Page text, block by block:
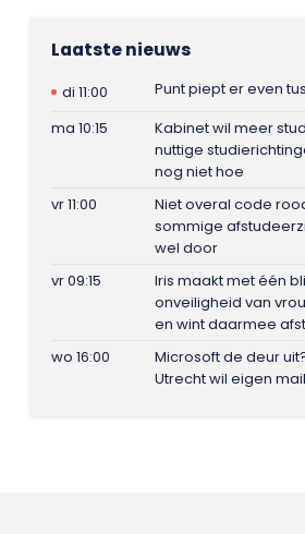
Laatste nieuws
di 11:00
Punt piept er even
ma 10:15
Kabinet wil meer
nuttige
nog niet hoe
vr 11:00
Niet overal code
sommige
wel door
vr 09:15
Iris maakt met één
onveiligheid van
en wint daarmee
wo 16:00
Microsoft de deur
Utrecht wil eigen